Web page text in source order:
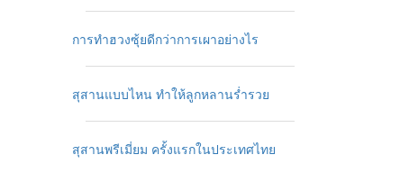
การทำฮวงซุ้ยดีกว่าการเผาอย่างไร
สุสานแบบไหน ทำให้ลูกหลานร่ำรวย
สุสานพรีเมี่ยม ครั้งแรกในประเทศไทย